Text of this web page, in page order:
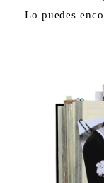
Lo puedes